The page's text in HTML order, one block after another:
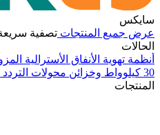
سايكس
عرض جميع المنتجات تصفية
الحالات
أنظمة تهوية الأنفاق الأسترالية
30 كيلوواط وخزائن محولات التردد Lenze لمراوح النفاثة
المنتجات